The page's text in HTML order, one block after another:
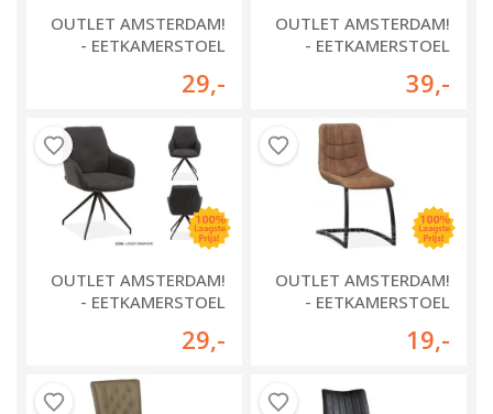
OUTLET AMSTERDAM!
- EETKAMERSTOEL
29,-
OUTLET AMSTERDAM!
- EETKAMERSTOEL
39,-
OUTLET AMSTERDAM!
- EETKAMERSTOEL
29,-
OUTLET AMSTERDAM!
- EETKAMERSTOEL
19,-